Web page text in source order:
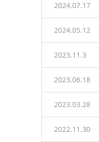
2024.07.17
2024.05.12
2023.11.3
2023.06.18
2023.03.28
2022.11.30